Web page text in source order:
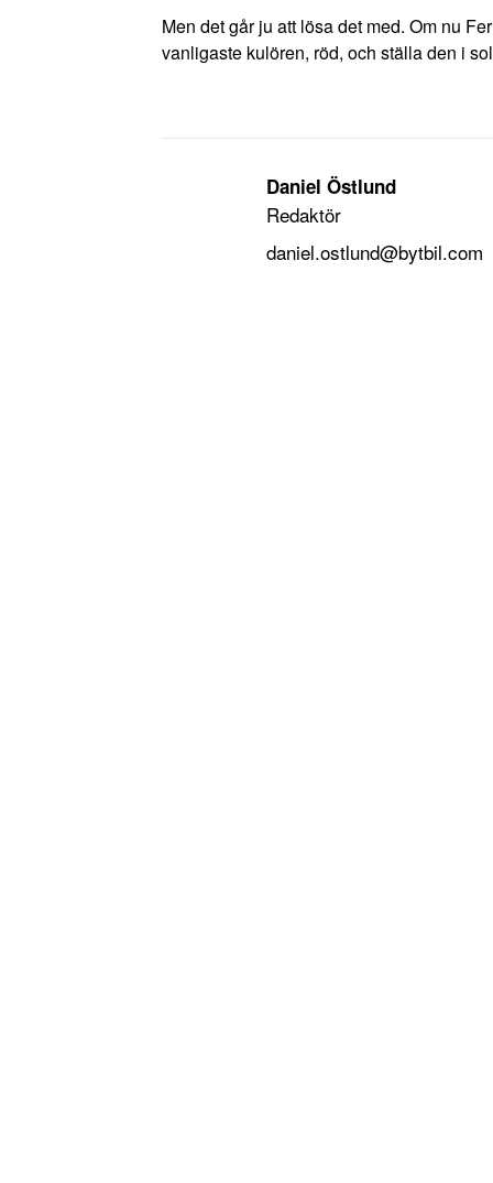
Men det går ju att lösa det med. Om nu
vanligaste kulören, röd, och ställa den i
Daniel Östlund
Redaktör
daniel.ostlund@bytbil.com